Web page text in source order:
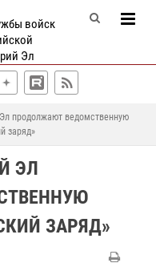
войск
Эл
продолжают ведомственную
заряд»
ЭЛ
ЗАРЯД»